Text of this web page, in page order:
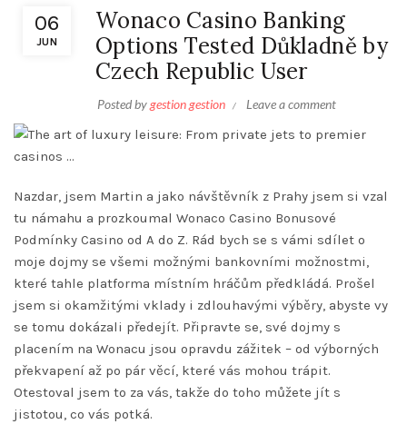
06
JUN
Wonaco Casino Banking
Options Tested Důkladně by
Czech Republic User
Posted bygestion gestion Leave a comment
Nazdar, jsem Martin a jako návštěvník z Prahy jsem si vzal
tu námahu a prozkoumal Wonaco Casino Bonusové
Podmínky Casino od A do Z. Rád bych se s vámi sdílet o
moje dojmy se všemi možnými bankovními možnostmi,
které tahle platforma místním hráčům předkládá. Prošel
jsem si okamžitými vklady i zdlouhavými výběry, abyste vy
se tomu dokázali předejít. Připravte se, své dojmy s
placením na Wonacu jsou opravdu zážitek – od výborných
překvapení až po pár věcí, které vás mohou trápit.
Otestoval jsem to za vás, takže do toho můžete jít s
jistotou, co vás potká.